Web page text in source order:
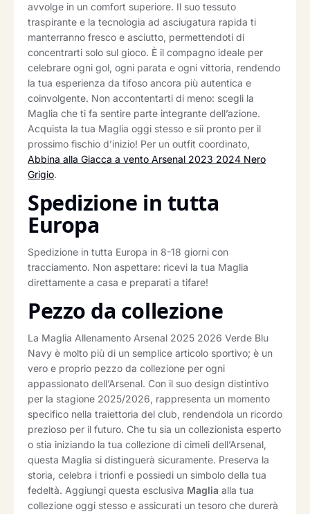
avvolge in un comfort superiore. Il suo tessuto
traspirante e la tecnologia ad asciugatura rapida ti
manterranno fresco e asciutto, permettendoti di
concentrarti solo sul gioco. È il compagno ideale per
celebrare ogni gol, ogni parata e ogni vittoria, rendendo
la tua esperienza da tifoso ancora più autentica e
coinvolgente. Non accontentarti di meno: scegli la
Maglia che ti fa sentire parte integrante dell’azione.
Acquista la tua Maglia oggi stesso e sii pronto per il
prossimo fischio d’inizio! Per un outfit coordinato,
Abbina alla Giacca a vento Arsenal 2023 2024 Nero
Grigio.
Spedizione in tutta
Europa
Spedizione in tutta Europa in 8-18 giorni con
tracciamento. Non aspettare: ricevi la tua Maglia
direttamente a casa e preparati a tifare!
Pezzo da collezione
La Maglia Allenamento Arsenal 2025 2026 Verde Blu
Navy è molto più di un semplice articolo sportivo; è un
vero e proprio pezzo da collezione per ogni
appassionato dell’Arsenal. Con il suo design distintivo
per la stagione 2025/2026, rappresenta un momento
specifico nella traiettoria del club, rendendola un ricordo
prezioso per il futuro. Che tu sia un collezionista esperto
o stia iniziando la tua collezione di cimeli dell’Arsenal,
questa Maglia si distinguerà sicuramente. Preserva la
storia, celebra i trionfi e possiedi un simbolo della tua
fedeltà. Aggiungi questa esclusiva Maglia alla tua
collezione oggi stesso e assicurati un tesoro che durerà